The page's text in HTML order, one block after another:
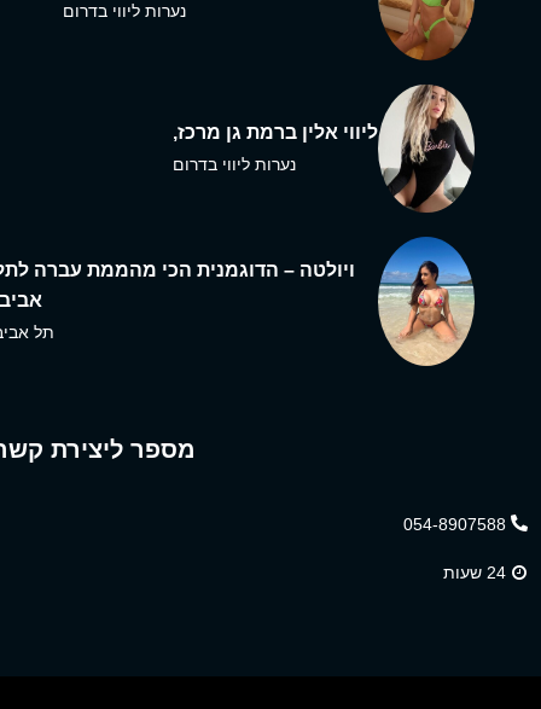
נערות ליווי בדרום
ליווי אלין ברמת גן מרכז,
נערות ליווי בדרום
ויולטה – הדוגמנית הכי מהממת עברה
תל
מספר ליצירת
054-8907588
24 שעות